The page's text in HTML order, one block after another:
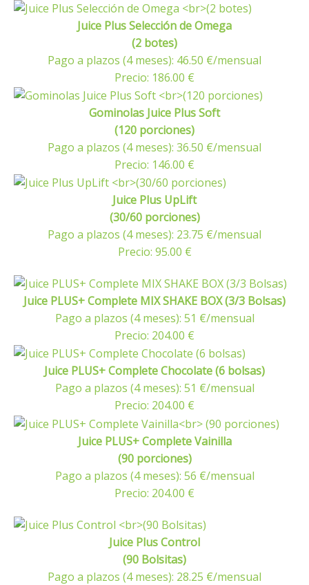
Juice Plus Selección de Omega
(2 botes)
Pago a plazos (4 meses): 46.50 €/mensual
Precio: 186.00 €
Gominolas Juice Plus Soft
(120 porciones)
Pago a plazos (4 meses): 36.50 €/mensual
Precio: 146.00 €
Juice Plus UpLift
(30/60 porciones)
Pago a plazos (4 meses): 23.75 €/mensual
Precio: 95.00 €
Juice PLUS+ Complete MIX SHAKE BOX (3/3 Bolsas)
Pago a plazos (4 meses): 51 €/mensual
Precio: 204.00 €
Juice PLUS+ Complete Chocolate (6 bolsas)
Pago a plazos (4 meses): 51 €/mensual
Precio: 204.00 €
Juice PLUS+ Complete Vainilla
(90 porciones)
Pago a plazos (4 meses): 56 €/mensual
Precio: 204.00 €
Juice Plus Control
(90 Bolsitas)
Pago a plazos (4 meses): 28.25 €/mensual